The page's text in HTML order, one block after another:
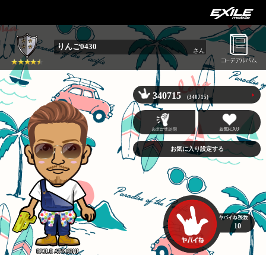
りんご0430 さん
EXILE ATSUSHI
340715 (340715)
お気に入り設定する
10